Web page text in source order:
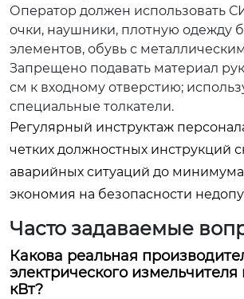
Оператор должен использовать
очки, наушники, плотную одежду
элементов, обувь с
Запрещено подавать материал
см к входному отверстию;
специальные толкатели.
Регулярный инструктаж
четких должностных инструкций
аварийных ситуаций до
экономия на безопасности
Часто задаваемые
Какова реальная
электрического
кВт?